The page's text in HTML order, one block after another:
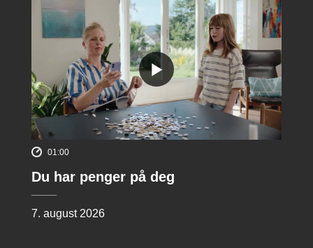
01:00
Du har penger på deg
7. august 2026